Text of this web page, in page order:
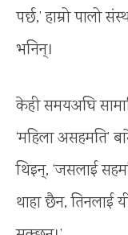
पर्छ,’ हाम्रो पालो
भनिन्।
केही समयअघि
‘महिला असहमति’
थिइन्, ‘जसलाई
थाहा छैन, तिनलाई